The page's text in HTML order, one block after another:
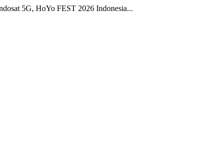
5G, HoYo FEST 2026 Indonesia...